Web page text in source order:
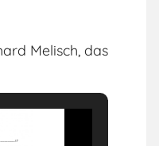
Melisch, das